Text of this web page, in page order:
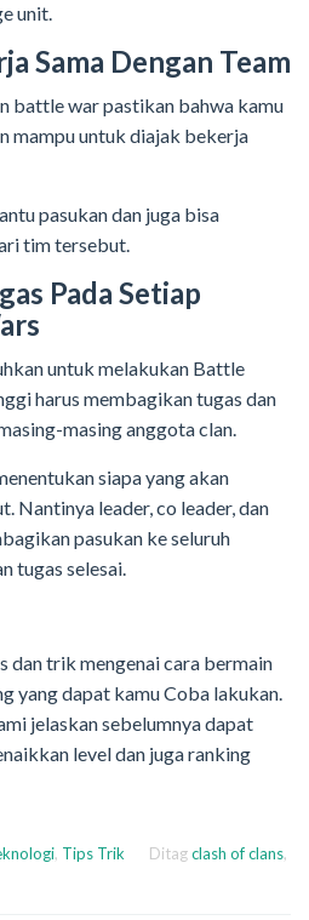
unit.
Sama Dengan Team
battle war pastikan bahwa kamu
mampu untuk diajak bekerja
pasukan dan juga bisa
tim tersebut.
Pada Setiap
untuk melakukan Battle
harus membagikan tugas dan
masing anggota clan.
siapa yang akan
Nantinya leader, co leader, dan
pasukan ke seluruh
tugas selesai.
dan trik mengenai cara bermain
yang dapat kamu Coba lakukan.
jelaskan sebelumnya dapat
level dan juga ranking
, Tips Trik Ditagclash of clans,